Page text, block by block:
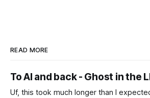
READ MORE
To AI and back - Ghost in the
Uf, this took much longer than I expected In the last